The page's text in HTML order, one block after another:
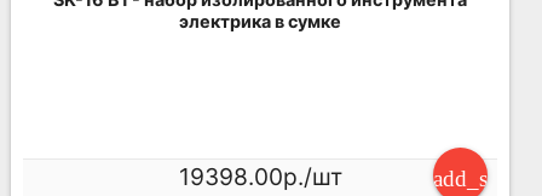
электрика в сумке
19398.00р./шт